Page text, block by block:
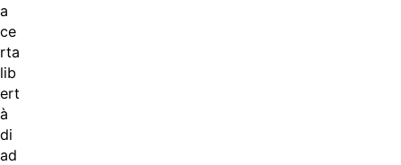
a
ce
rta
lib
ert
à
di
ad